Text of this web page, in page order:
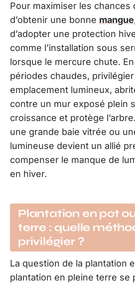
Pour maximiser les chances
d’obtenir une bonne mangue
d’adopter une protection
comme l’installation sous
lorsque le mercure chute.
périodes chaudes,
emplacement lumineux,
contre un mur exposé plein
croissance et protège
une grande baie vitrée ou
lumineuse devient un allié
compenser le manque de
en hiver.
Plantation en pot
terre : quelle
privilégier ?
La question de la plantation
plantation en pleine terre se